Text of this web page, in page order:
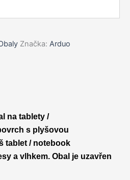
Značka: Arduo
na tablety /
s plyšovou
tablet / notebook
a vlhkem. Obal je uzavřen